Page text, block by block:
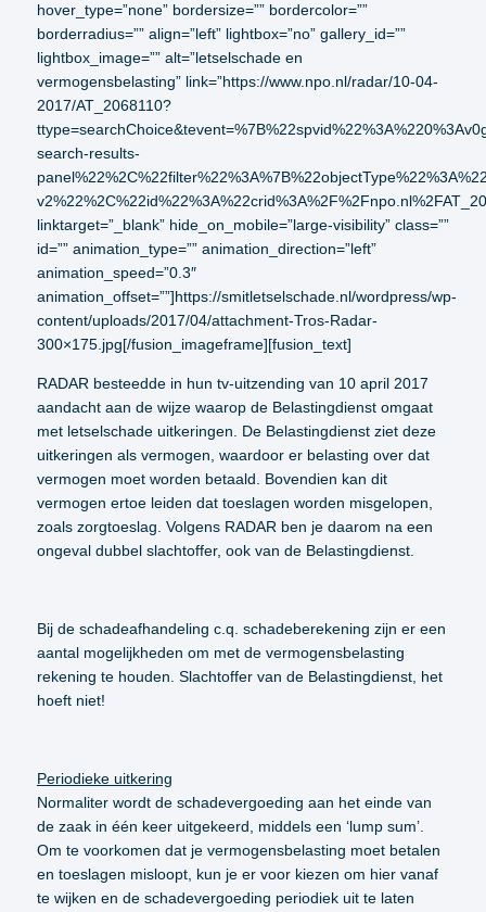
hover_type=”none” bordersize=”” bordercolor=””
borderradius=”” align=”left” lightbox=”no” gallery_id=””
lightbox_image=”” alt=”letselschade en
vermogensbelasting” link=”https://www.npo.nl/radar/10-04-
2017/AT_2068110?
search-results-
linktarget=”_blank” hide_on_mobile=”large-visibility” class=””
id=”” animation_type=”” animation_direction=”left”
animation_speed=”0.3″
animation_offset=””]https://smitletselschade.nl/wordpress/wp-
content/uploads/2017/04/attachment-Tros-Radar-
300×175.jpg[/fusion_imageframe][fusion_text]
RADAR besteedde in hun tv-uitzending van 10 april 2017
aandacht aan de wijze waarop de Belastingdienst omgaat
met letselschade uitkeringen. De Belastingdienst ziet deze
uitkeringen als vermogen, waardoor er belasting over dat
vermogen moet worden betaald. Bovendien kan dit
vermogen ertoe leiden dat toeslagen worden misgelopen,
zoals zorgtoeslag. Volgens RADAR ben je daarom na een
ongeval dubbel slachtoffer, ook van de Belastingdienst.
Bij de schadeafhandeling c.q. schadeberekening zijn er een
aantal mogelijkheden om met de vermogensbelasting
rekening te houden. Slachtoffer van de Belastingdienst, het
hoeft niet!
Periodieke uitkering
Normaliter wordt de schadevergoeding aan het einde van
de zaak in één keer uitgekeerd, middels een ‘lump sum’.
Om te voorkomen dat je vermogensbelasting moet betalen
en toeslagen misloopt, kun je er voor kiezen om hier vanaf
te wijken en de schadevergoeding periodiek uit te laten